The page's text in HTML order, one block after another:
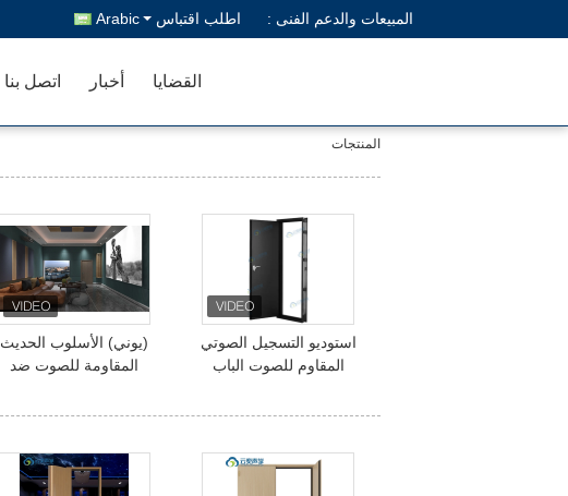
المبيعات والدعم الفنى : اطلب اقتباس Arabic
اتصل بنا أخبار القضايا
المنتجات
(يوني) الأسلوب الحديث
المقاومة للصوت ضد
استوديو التسجيل الصوتي
المقاوم للصوت الباب